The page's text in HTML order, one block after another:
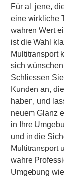
Für all jene,
eine wirkliche
wahren Wert
ist die Wahl
Multitransport
sich
Schliessen
Kunden an,
haben, und
neuem Glanz
in Ihre
und in die
Multitransport
wahre
Umgebung